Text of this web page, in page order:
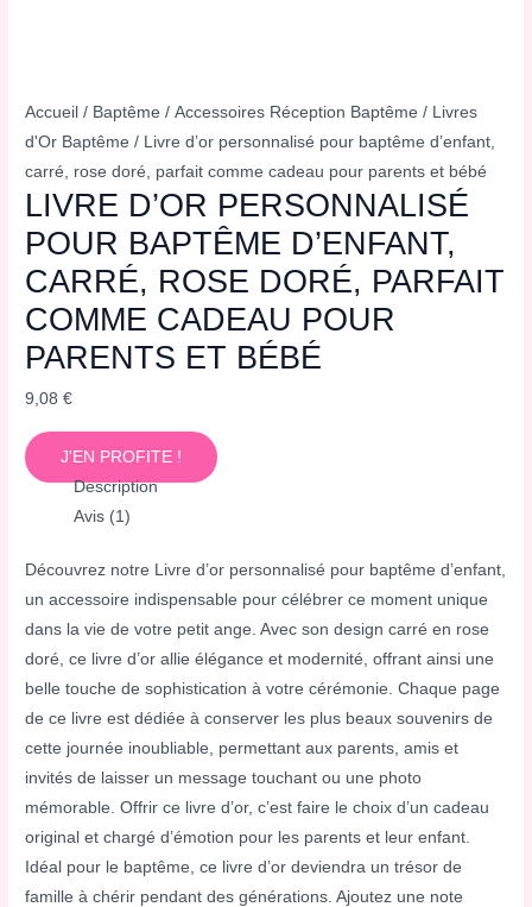
Accueil / Baptême /Accessoires Réception Baptême / Livres
d'Or Baptême / Livre d’or personnalisé pour baptême d’enfant,
carré, rose doré, parfait comme cadeau pour parents et bébé
LIVRE D’OR PERSONNALISÉ
POUR BAPTÊME D’ENFANT,
CARRÉ, ROSE DORÉ, PARFAIT
COMME CADEAU POUR
PARENTS ET BÉBÉ
9,08€
J'EN PROFITE !
Description
Avis (1)
Découvrez notre Livre d’or personnalisé pour baptême d’enfant,
un accessoire indispensable pour célébrer ce moment unique
dans la vie de votre petit ange. Avec son design carré en rose
doré, ce livre d’or allie élégance et modernité, offrant ainsi une
belle touche de sophistication à votre cérémonie. Chaque page
de ce livre est dédiée à conserver les plus beaux souvenirs de
cette journée inoubliable, permettant aux parents, amis et
invités de laisser un message touchant ou une photo
mémorable. Offrir ce livre d’or, c’est faire le choix d’un cadeau
original et chargé d’émotion pour les parents et leur enfant.
Idéal pour le baptême, ce livre d’or deviendra un trésor de
famille à chérir pendant des générations. Ajoutez une note